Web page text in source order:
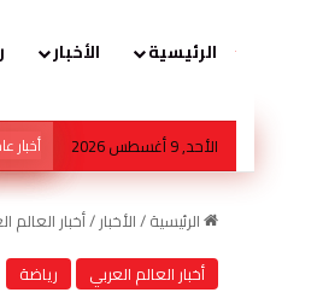
الرئيسية الأخبار
الأحد, 9 أغسطس 2026 أخبار
الرئيسية/الأخبار/أخبار العالم
أخبار العالم العربي
رياضة